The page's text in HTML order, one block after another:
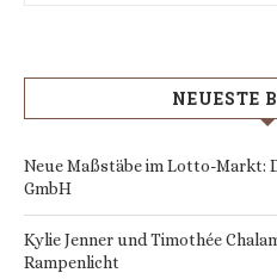
NEUESTE
Neue Maßstäbe im Lotto-Markt:
GmbH
Kylie Jenner und Timothée
Rampenlicht